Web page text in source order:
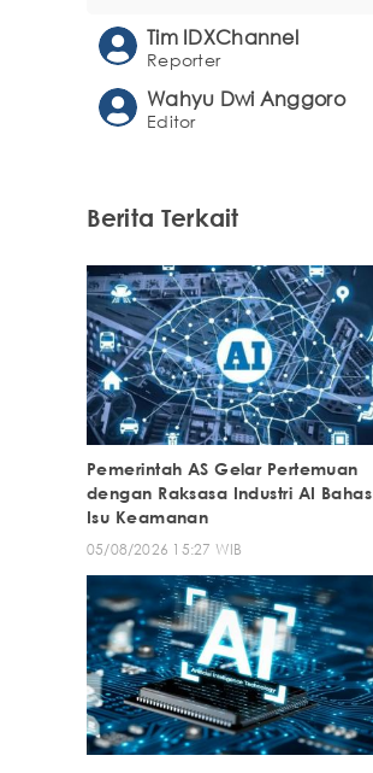
Tim IDXChannel
Reporter
Wahyu Dwi Anggoro
Editor
Berita Terkait
Pemerintah AS Gelar Pertemuan
dengan Raksasa Industri AI Bahas
Isu Keamanan
05/08/2026 15:27 WIB